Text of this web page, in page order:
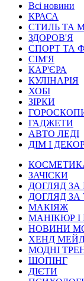
Всі новини
КРАСА
СТИЛЬ ТА
ЗДОРОВ'Я
СПОРТ ТА
СІМ'Я
КАР'ЄРА
КУЛІНАРІЯ
ХОБІ
ЗІРКИ
ГАДЖЕТИ
АВТО ЛЕДІ
ДІМ І
ЗАЧІСКИ
ДОГЛЯД
ДОГЛЯД ЗА
МАКІЯЖ
МАНІКЮР
НОВИНИ
ХЕНД
МОДНІ
ШОПІНГ
ДІЄТИ